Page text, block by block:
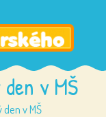
v MŠ
v MŠ